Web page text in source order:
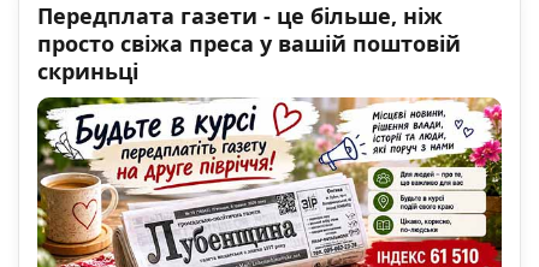
Передплата газети - це більше, ніж
просто свіжа преса у вашій поштовій
скриньці